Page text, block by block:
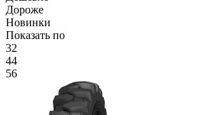
Дороже
Новинки
Показать по
32
44
56